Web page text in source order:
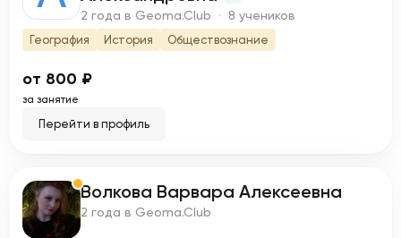
2 года в Geoma.Club · 8 учеников
География История Обществознание
от 800 ₽
за занятие
Перейти в профиль
В Волкова Варвара Алексеевна
2 года в Geoma.Club